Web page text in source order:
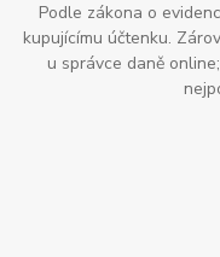
Podle zákona o
kupujícímu účtenku.
u správce daně